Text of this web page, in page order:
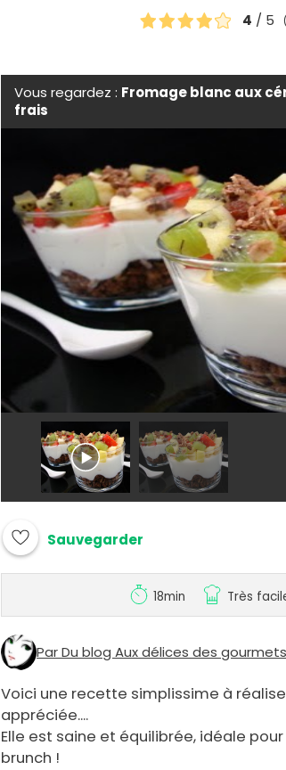
4 / 5
Vous regardez : Fromage blanc aux
frais
Sauvegarder
18min Très
Par Du blog Aux délices des gourmets
Voici une recette simplissime à
appréciée....
Elle est saine et équilibrée, idéale
brunch !